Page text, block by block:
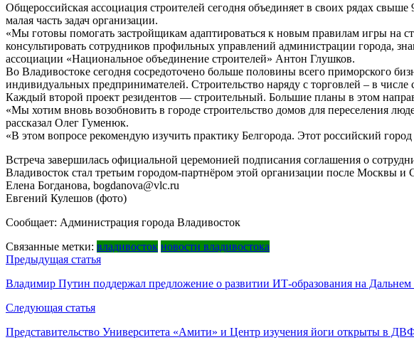
Общероссийская ассоциация строителей сегодня объединяет в своих рядах
малая часть задач организации.
«Мы готовы помогать застройщикам адаптироваться к новым правилам игры на
консультировать сотрудников профильных управлений администрации города,
ассоциации «Национальное объединение строителей» Антон Глушков.
Во Владивостоке сегодня сосредоточено больше половины всего приморского
индивидуальных предпринимателей. Строительство наряду с торговлей – в
Каждый второй проект резидентов — строительный. Большие планы в этом
«Мы хотим вновь возобновить в городе строительство домов для переселения
рассказал Олег Гуменюк.
«В этом вопросе рекомендую изучить практику Белгорода. Этот российский
Встреча завершилась официальной церемонией подписания соглашения о
Владивосток стал третьим городом-партнёром этой организации после Москвы и
Елена Богданова, bogdanova@vlc.ru
Евгений Кулешов (фото)
Сообщает: Администрация города Владивосток
Связанные метки: владивосток новости владивостока
Навигация
по
записям
Предыдущая статья
Владимир Путин поддержал предложение о развитии ИТ-образования на Дальнем
Следующая статья
Представительство Университета «Амити» и Центр изучения йоги открыты в